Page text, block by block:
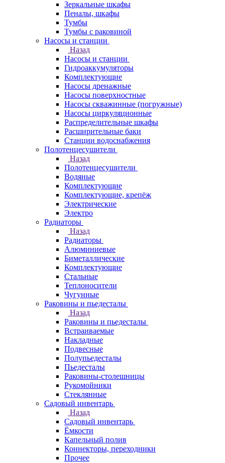
Зеркальные шкафы
Пеналы, шкафы
Тумбы
Тумбы с раковиной
Насосы и станции
Назад
Насосы и станции
Гидроаккумуляторы
Комплектующие
Насосы дренажные
Насосы поверхностные
Насосы скважинные (погружные)
Насосы циркуляционные
Распределительные шкафы
Расширительные баки
Станции водоснабжения
Полотенцесушители
Назад
Полотенцесушители
Водяные
Комплектующие
Комплектующие, крепёж
Электрические
Электро
Радиаторы
Назад
Радиаторы
Алюминиевые
Биметаллические
Комплектующие
Стальные
Теплоносители
Чугунные
Раковины и пьедесталы
Назад
Раковины и пьедесталы
Встраиваемые
Накладные
Подвесные
Полупьедесталы
Пьедесталы
Раковины-столешницы
Рукомойники
Стеклянные
Садовый инвентарь
Назад
Садовый инвентарь
Ёмкости
Капельный полив
Коннекторы, переходники
Прочее